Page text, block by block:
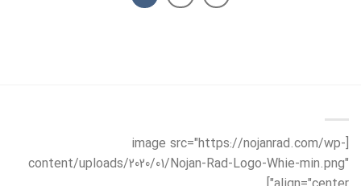
[image src="https://nojanrad.com/wp-
content/uploads/2020/01/Nojan-Rad-Logo-Whie-min.png"